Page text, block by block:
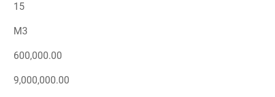
15
M3
600,000.00
9,000,000.00